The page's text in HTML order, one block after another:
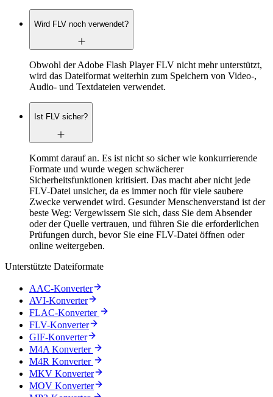
Wird FLV noch verwendet?
Obwohl der Adobe Flash Player FLV nicht mehr unterstützt,
wird das Dateiformat weiterhin zum Speichern von Video-,
Audio- und Textdateien verwendet.
Ist FLV sicher?
Kommt darauf an. Es ist nicht so sicher wie konkurrierende
Formate und wurde wegen schwächerer
Sicherheitsfunktionen kritisiert. Das macht aber nicht jede
FLV-Datei unsicher, da es immer noch für viele saubere
Zwecke verwendet wird. Gesunder Menschenverstand ist der
beste Weg: Vergewissern Sie sich, dass Sie dem Absender
oder der Quelle vertrauen, und führen Sie die erforderlichen
Prüfungen durch, bevor Sie eine FLV-Datei öffnen oder
online weitergeben.
Unterstützte Dateiformate
AAC-Konverter
AVI-Konverter
FLAC-Konverter
FLV-Konverter
GIF-Konverter
M4A Konverter
M4R Konverter
MKV Konverter
MOV Konverter